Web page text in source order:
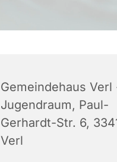
Gemeindehaus Verl
Jugendraum, Paul-
Gerhardt-Str. 6,
Verl